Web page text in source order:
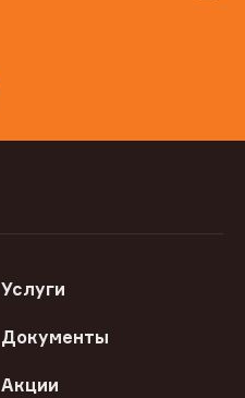
Услуги
Документы
Акции